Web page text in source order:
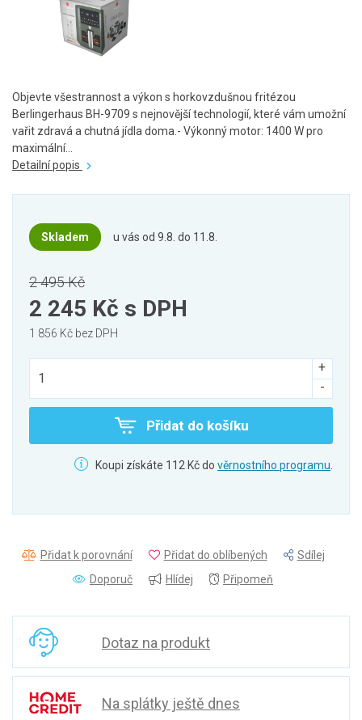
Objevte všestrannost a výkon s horkovzdušnou fritézou
Berlingerhaus BH-9709 s nejnovější technologií, které vám umožní
vařit zdravá a chutná jídla doma.- Výkonný motor: 1400 W pro
maximální...
Detailní popis
Skladem u vás od 9.8. do 11.8.
2 495 Kč
2 245 Kč s DPH
1 856 Kč bez DPH
Přidat do košíku
Koupi získáte 112 Kč do věrnostního programu
Přidat k porovnání Přidat do oblíbených
Sdílej
Doporuč
Hlídej Připomeň
Dotaz na produkt
Na splátky ještě dnes